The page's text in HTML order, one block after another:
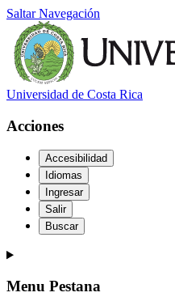
Saltar Navegación
Universidad de Costa Rica
Acciones
Accesibilidad
Idiomas
Ingresar
Salir
Buscar
Menu Pestana